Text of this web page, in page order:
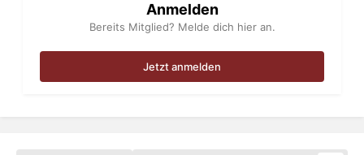
Anmelden
Bereits Mitglied? Melde dich hier an.
Jetzt anmelden